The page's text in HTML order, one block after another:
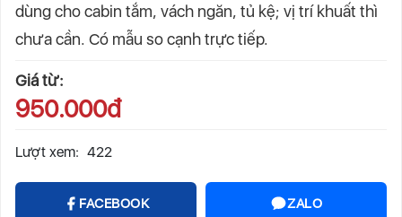
dùng cho cabin tắm, vách ngăn, tủ kệ; vị trí khuất thì
chưa cần. Có mẫu so cạnh trực tiếp.
Giá từ:
950.000đ
Lượt xem: 422
FACEBOOK ZALO